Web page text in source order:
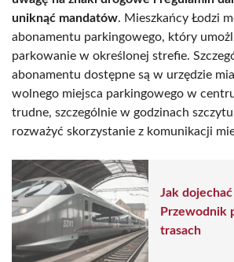
uniknąć mandatów. Mieszkańcy Łodzi
abonamentu parkingowego, który
parkowanie w określonej strefie.
abonamentu dostępne są w urzędzie
wolnego miejsca parkingowego w
trudne, szczególnie w godzinach
rozważyć skorzystanie z komunikacji
Jak
Przewodnik
trasach